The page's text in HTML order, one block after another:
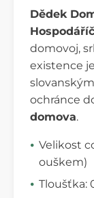
Dědek
domovoj,
existence
ochránce
domova.
Velikost
ouškem)
Tloušťka: